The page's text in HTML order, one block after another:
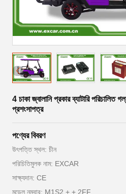
4 চাকা জ্বালানি প্রকার ব্যাটারি
প্রশংসাপত্র
পণ্যের বিবরণ
উৎপত্তি স্থল: চীন
পরিচিতিমুলক নাম: EXCAR
সাক্ষ্যদান: CE
মডেল নম্বার: M1S2 + + 2FF